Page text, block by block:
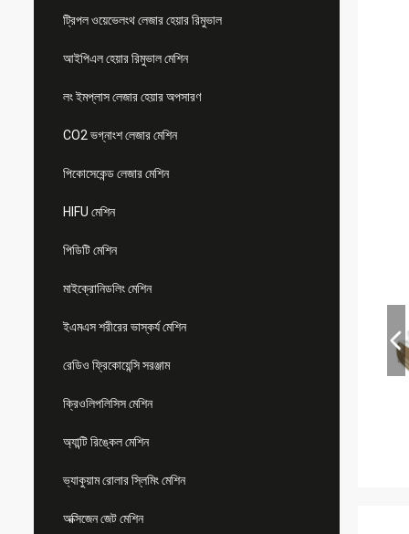
ট্রিপল ওয়েভেলংথ লেজার হেয়ার রিমুভাল
আইপিএল হেয়ার রিমুভাল মেশিন
লং ইমপ্লাস লেজার হেয়ার অপসারণ
CO2 ভগ্নাংশ লেজার মেশিন
পিকোসেকেন্ড লেজার মেশিন
HIFU মেশিন
পিডিটি মেশিন
মাইক্রোনিডলিং মেশিন
ইএমএস শরীরের ভাস্কর্য মেশিন
রেডিও ফ্রিকোয়েন্সি সরঞ্জাম
ক্রিওলিপলিসিস মেশিন
অ্যান্টি রিঙ্কেল মেশিন
ভ্যাকুয়াম রোলার স্লিমিং মেশিন
অক্সিজেন জেট মেশিন